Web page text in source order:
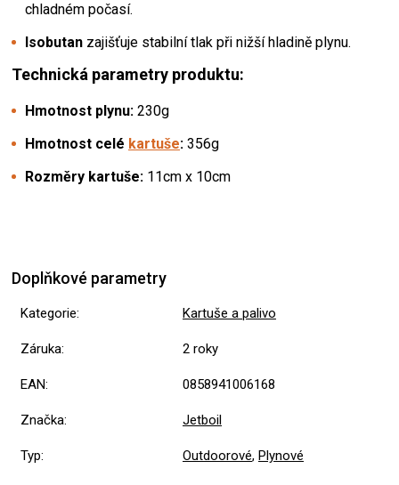
chladném počasí.
Isobutan zajišťuje stabilní tlak při nižší hladině plynu.
Technická parametry produktu:
Hmotnost plynu: 230g
Hmotnost celé kartuše: 356g
Rozměry kartuše: 11cm x 10cm
Doplňkové parametry
Kategorie: Kartuše a palivo
Záruka: 2 roky
EAN: 0858941006168
Značka: Jetboil
Typ: Outdoorové, Plynové